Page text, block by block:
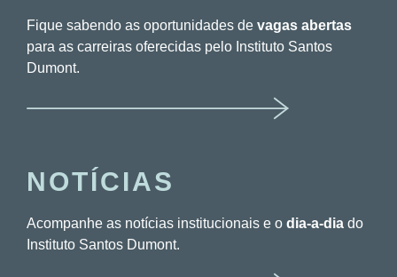
Fique sabendo as oportunidades de vagas abertas
para as carreiras oferecidas pelo Instituto Santos
Dumont.
NOTÍCIAS
Acompanhe as notícias institucionais e o dia-a-dia do
Instituto Santos Dumont.